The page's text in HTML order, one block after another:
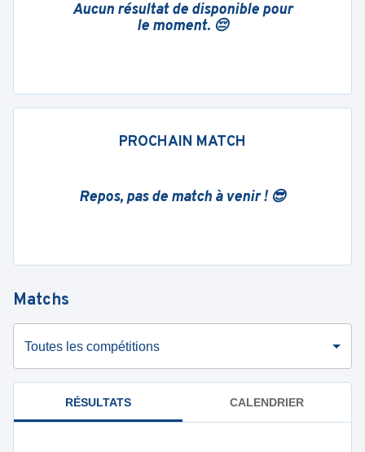
Aucun résultat de disponible pour
le moment. 😔
PROCHAIN MATCH
Repos, pas de match à venir ! 😎
Matchs
Toutes les compétitions
RÉSULTATS CALENDRIER